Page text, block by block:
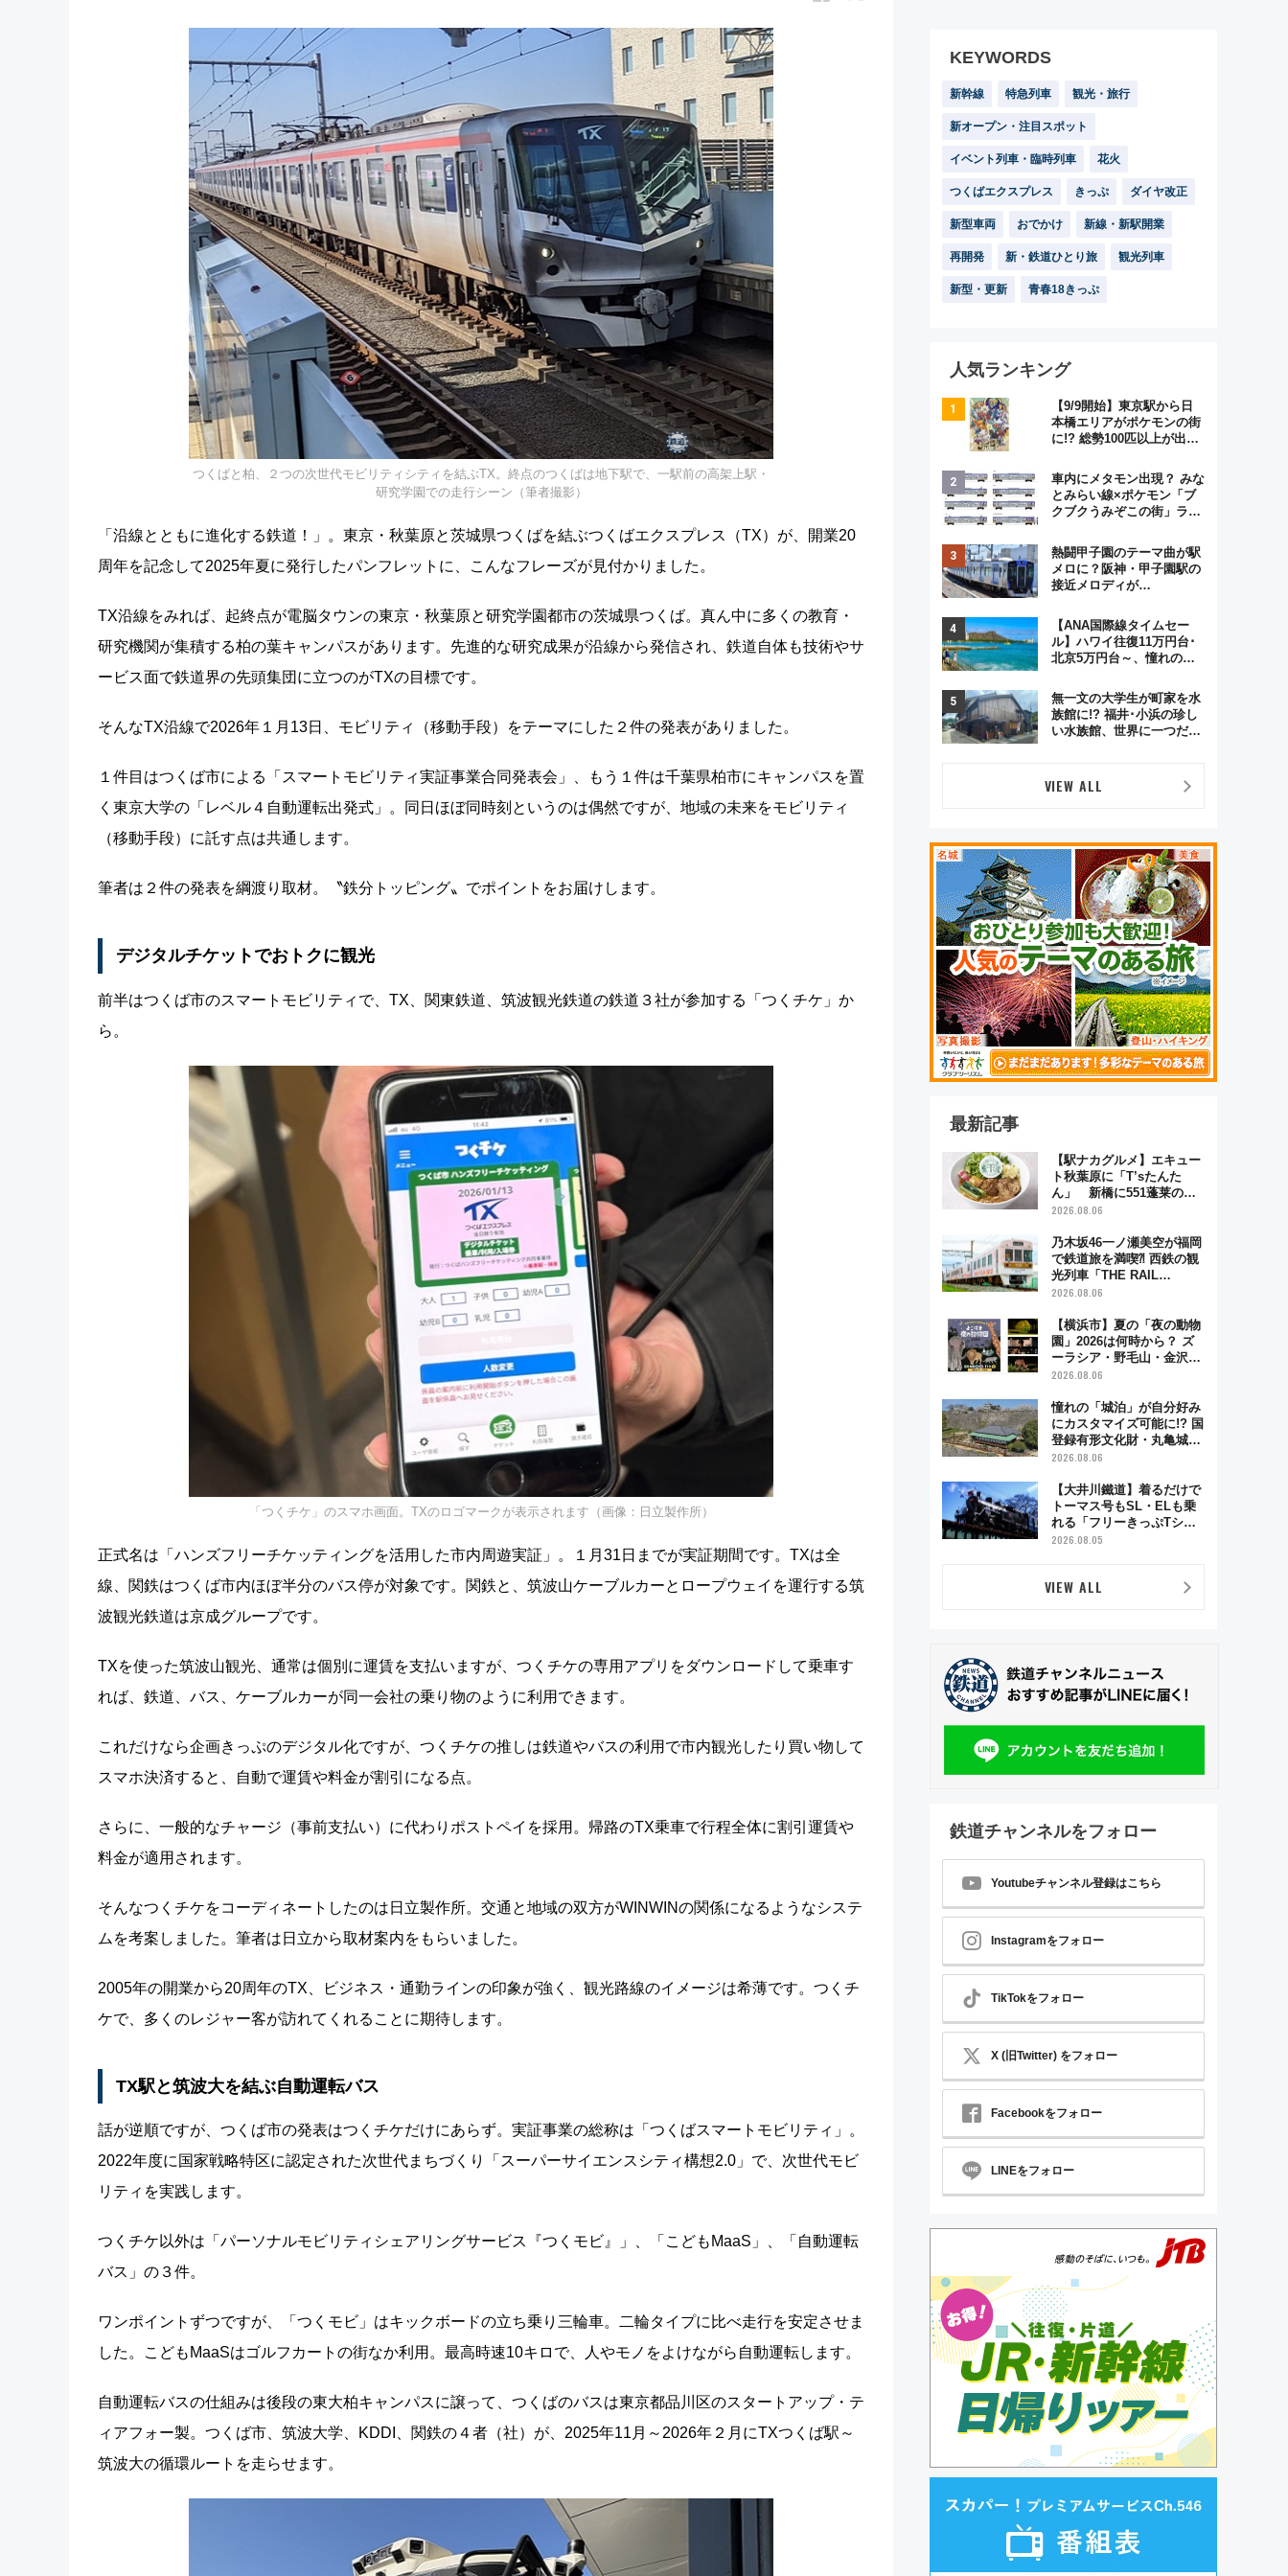
つくばと柏、２つの次世代モビリティシティを結ぶTX。終点のつくばは地下駅で、一駅前の高架上駅・
研究学園での走行シーン（筆者撮影）
「沿線とともに進化する鉄道！」。東京・秋葉原と茨城県つくばを結ぶつくばエクスプレス（TX）が、開業20
周年を記念して2025年夏に発行したパンフレットに、こんなフレーズが見付かりました。
TX沿線をみれば、起終点が電脳タウンの東京・秋葉原と研究学園都市の茨城県つくば。真ん中に多くの教育・
研究機関が集積する柏の葉キャンパスがあります。先進的な研究成果が沿線から発信され、鉄道自体も技術やサ
ービス面で鉄道界の先頭集団に立つのがTXの目標です。
そんなTX沿線で2026年１月13日、モビリティ（移動手段）をテーマにした２件の発表がありました。
１件目はつくば市による「スマートモビリティ実証事業合同発表会」、もう１件は千葉県柏市にキャンパスを置
く東京大学の「レベル４自動運転出発式」。同日ほぼ同時刻というのは偶然ですが、地域の未来をモビリティ
（移動手段）に託す点は共通します。
筆者は２件の発表を綱渡り取材。〝鉄分トッピング〟でポイントをお届けします。
デジタルチケットでおトクに観光
前半はつくば市のスマートモビリティで、TX、関東鉄道、筑波観光鉄道の鉄道３社が参加する「つくチケ」か
ら。
「つくチケ」のスマホ画面。TXのロゴマークが表示されます（画像：日立製作所）
正式名は「ハンズフリーチケッティングを活用した市内周遊実証」。１月31日までが実証期間です。TXは全
線、関鉄はつくば市内ほぼ半分のバス停が対象です。関鉄と、筑波山ケーブルカーとロープウェイを運行する筑
波観光鉄道は京成グループです。
TXを使った筑波山観光、通常は個別に運賃を支払いますが、つくチケの専用アプリをダウンロードして乗車す
れば、鉄道、バス、ケーブルカーが同一会社の乗り物のように利用できます。
これだけなら企画きっぷのデジタル化ですが、つくチケの推しは鉄道やバスの利用で市内観光したり買い物して
スマホ決済すると、自動で運賃や料金が割引になる点。
さらに、一般的なチャージ（事前支払い）に代わりポストペイを採用。帰路のTX乗車で行程全体に割引運賃や
料金が適用されます。
そんなつくチケをコーディネートしたのは日立製作所。交通と地域の双方がWINWINの関係になるようなシステ
ムを考案しました。筆者は日立から取材案内をもらいました。
2005年の開業から20周年のTX、ビジネス・通勤ラインの印象が強く、観光路線のイメージは希薄です。つくチ
ケで、多くのレジャー客が訪れてくれることに期待します。
TX駅と筑波大を結ぶ自動運転バス
話が逆順ですが、つくば市の発表はつくチケだけにあらず。実証事業の総称は「つくばスマートモビリティ」。
2022年度に国家戦略特区に認定された次世代まちづくり「スーパーサイエンスシティ構想2.0」で、次世代モビ
リティを実践します。
つくチケ以外は「パーソナルモビリティシェアリングサービス『つくモビ』」、「こどもMaaS」、「自動運転
バス」の３件。
ワンポイントずつですが、「つくモビ」はキックボードの立ち乗り三輪車。二輪タイプに比べ走行を安定させま
した。こどもMaaSはゴルフカートの街なか利用。最高時速10キロで、人やモノをよけながら自動運転します。
自動運転バスの仕組みは後段の東大柏キャンパスに譲って、つくばのバスは東京都品川区のスタートアップ・テ
ィアフォー製。つくば市、筑波大学、KDDI、関鉄の４者（社）が、2025年11月～2026年２月にTXつくば駅～
筑波大の循環ルートを走らせます。
KEYWORDS
新幹線 特急列車 観光・旅行
新オープン・注目スポット
イベント列車・臨時列車 花火
つくばエクスプレス きっぷ ダイヤ改正
新型車両 おでかけ 新線・新駅開業
再開発 新・鉄道ひとり旅 観光列車
新型・更新 青春18きっぷ
人気ランキング
【9/9開始】東京駅から日
本橋エリアがポケモンの街
に!? 総勢100匹以上が出現
格謎解き・グッズ情報まと
め
車内にメタモン出現？ みな
とみらい線×ポケモン「ブ
クブクうみぞこの街」ラッ
この夏は直通列車で横浜
へ！
熱闘甲子園のテーマ曲が駅
メロに？阪神・甲子園駅の
接近メロディが
実アレンジの特別仕様へ、
8月5日始発から
【ANA国際線タイムセー
ル】ハワイ往復11万円台･
北京5万円台～、憧れのビ
GW旅行まで狙える激アツ
路線まとめ（8/10まで）
無一文の大学生が町家を水
族館に!? 福井･小浜の珍し
い水族館、世界に一つだけ
第2弾
VIEW ALL
最新記事
【駅ナカグルメ】エキュー
ト秋葉原に「T’sたんた
ん」 新橋に551蓬莱の
DNAを継ぐ「東京豚饅」、
まご」新グルメ続々登場！
【2026年8月】
2026.08.06
乃木坂46一ノ瀬美空が福岡
で鉄道旅を満喫⁈ 西鉄の観
光列車「THE RAIL
KITCHEN CHIKUGO」で巡
YouTubeが公開に
2026.08.06
【横浜市】夏の「夜の動物
園」2026は何時から？ ズ
ーラシア・野毛山・金沢の
電車アクセスや見どころ、
2026.08.06
憧れの「城泊」が自分好み
にカスタマイズ可能に!? 国
登録有形文化財・丸亀城
「延寿閣別館」にオーダー
生！
2026.08.06
【大井川鐵道】着るだけで
トーマス号もSL・ELも乗
れる「フリーきっぷTシャ
ツ」8月6日より受注販売
2026.08.05
VIEW ALL
鉄道チャンネルをフォロー
Youtubeチャンネル登録はこちら
Instagramをフォロー
TikTokをフォロー
X (旧Twitter) をフォロー
Facebookをフォロー
LINEをフォロー